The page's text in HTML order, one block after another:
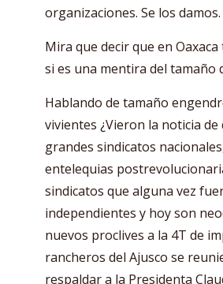
organizaciones. Se los damos.
Mira que decir que en
si es una mentira del tamaño
Hablando de tamaño
vivientes ¿Vieron la noticia de
grandes sindicatos
entelequias
sindicatos que alguna vez
independientes y hoy son
nuevos proclives a la 4T de
rancheros del Ajusco se
respaldar a la Presidenta